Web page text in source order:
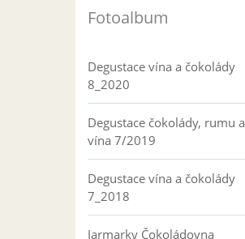
Fotoalbum
Degustace vína a čokolády
8_2020
Degustace čokolády, rumu a
vína 7/2019
Degustace vína a čokolády
7_2018
Jarmarky Čokoládovna